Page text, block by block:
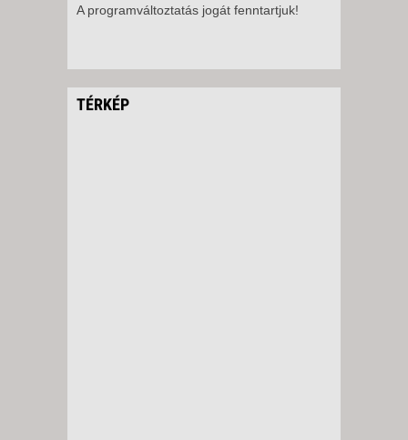
A programváltoztatás jogát fenntartjuk!
TÉRKÉP